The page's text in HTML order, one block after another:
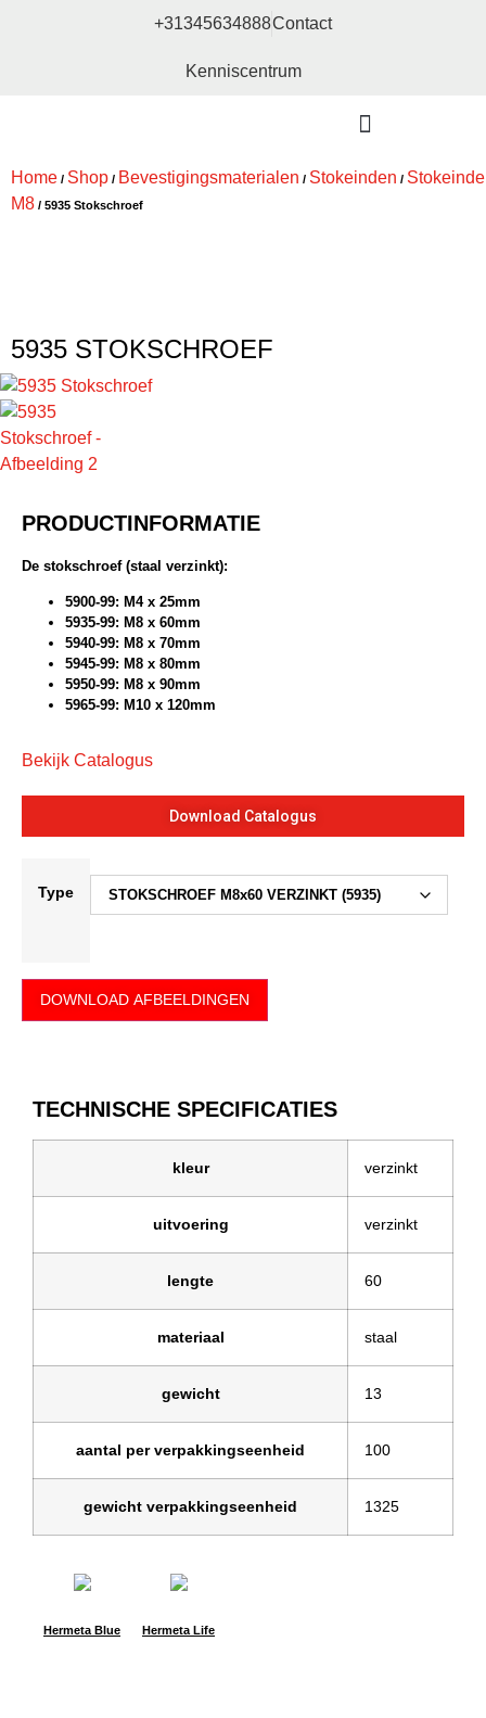
+31345634888Contact
Kenniscentrum
Home / Shop / Bevestigingsmaterialen / Stokeinden /
M8 / 5935 Stokschroef
5935 STOKSCHROEF
PRODUCTINFORMATIE
De stokschroef (staal verzinkt):
5900-99: M4 x 25mm
5935-99: M8 x 60mm
5940-99: M8 x 70mm
5945-99: M8 x 80mm
5950-99: M8 x 90mm
5965-99: M10 x 120mm
Bekijk Catalogus
Download Catalogus
Type
DOWNLOAD AFBEELDINGEN
TECHNISCHE SPECIFICATIES
kleur verzinkt
uitvoering verzinkt
lengte 60
materiaal staal
gewicht 13
aantal per verpakkingseenheid 100
gewicht verpakkingseenheid 1325
Hermeta Blue Hermeta Life